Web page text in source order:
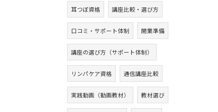
耳つぼ資格 講座比較・選び方
口コミ・サポート体制 開業準備
講座の選び方（サポート体制）
リンパケア資格 通信講座比較
実践動画（動画教材） 教材選び